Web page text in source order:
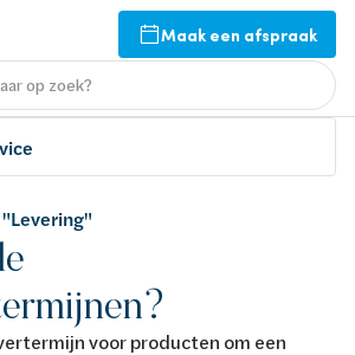
Maak een afspraak
op zoek?
voor producten om een